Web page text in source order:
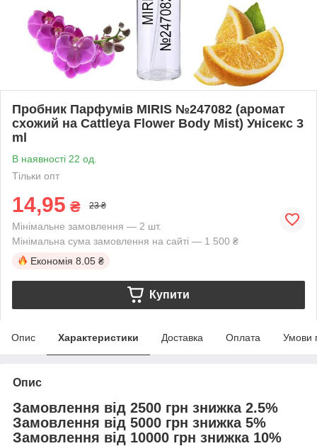
Пробник Парфумів MIRIS №247082 (аромат
схожий на Cattleya Flower Body Mist) Унісекс 3
ml
В наявності 22 од.
Тільки опт
14,95 ₴ 23 ₴
Мінімальне замовлення — 2 шт.
Мінімальна сума замовлення на сайті — 1 500 ₴
Економія 8.05 ₴
Купити
Опис Характеристики Доставка Оплата Умови
Опис
Замовлення від 2500 грн знижка 2.5%
Замовлення від 5000 грн знижка 5%
Замовлення від 10000 грн знижка 10%